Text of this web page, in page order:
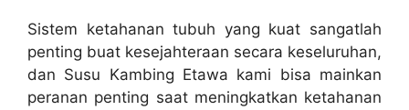
Sistem ketahanan tubuh yang kuat sangatlah
penting buat kesejahteraan secara keseluruhan,
dan Susu Kambing Etawa kami bisa mainkan
peranan penting saat meningkatkan ketahanan